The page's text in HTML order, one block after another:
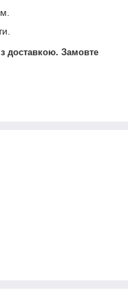
доставкою. Замовте